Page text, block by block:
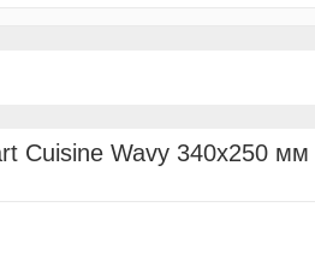
Cuisine Wavy 340х250 мм